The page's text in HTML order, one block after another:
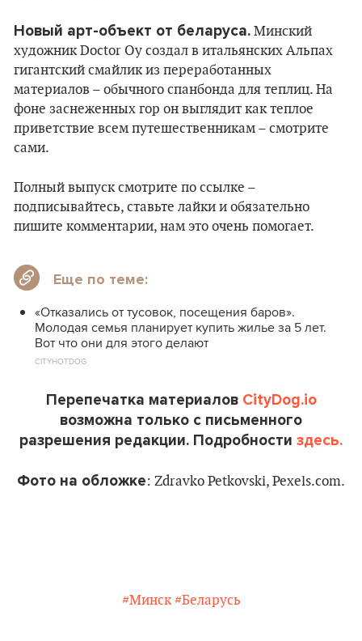
Новый арт-объект от беларуса. Минский
художник Doctor Oy создал в итальянских Альпах
гигантский смайлик из переработанных
материалов – обычного спанбонда для теплиц. На
фоне заснеженных гор он выглядит как теплое
приветствие всем путешественникам – смотрите
сами.
Полный выпуск смотрите по ссылке –
подписывайтесь, ставьте лайки и обязательно
пишите комментарии, нам это очень помогает.
Еще по теме:
«Отказались от тусовок, посещения баров».
Молодая семья планирует купить жилье за 5 лет.
Вот что они для этого делают
CITYHOTDOG
Перепечатка материалов CityDog.io
возможна только с письменного
разрешения редакции. Подробности здесь.
Фото на обложке: Zdravko Petkovski, Pexels.com.
#Минск #Беларусь